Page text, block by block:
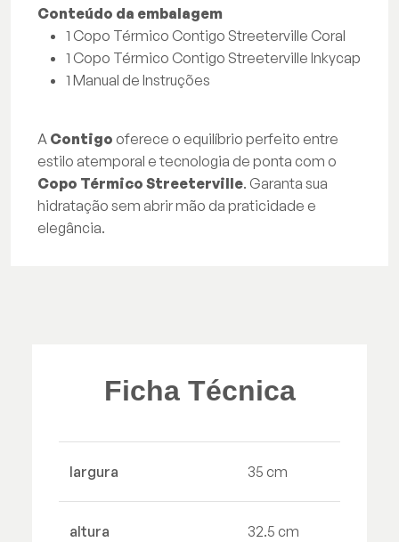
Conteúdo da embalagem
1 Copo Térmico Contigo Streeterville Coral
1 Copo Térmico Contigo Streeterville Inkycap
1 Manual de Instruções
A Contigo oferece o equilíbrio perfeito entre
estilo atemporal e tecnologia de ponta com o
Copo Térmico Streeterville. Garanta sua
hidratação sem abrir mão da praticidade e
elegância.
Ficha Técnica
largura 35 cm
altura 32.5 cm